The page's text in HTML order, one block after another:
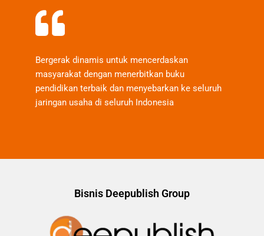
Bergerak dinamis untuk mencerdaskan
masyarakat dengan menerbitkan buku
pendidikan terbaik dan menyebarkan ke seluruh
jaringan usaha di seluruh Indonesia
Bisnis Deepublish Group